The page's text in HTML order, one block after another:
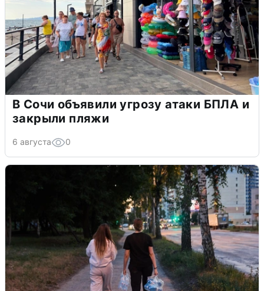
В Сочи объявили угрозу атаки БПЛА и
закрыли пляжи
6 августа 0